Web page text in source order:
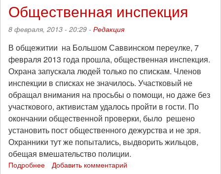
жителям
в
Большом
Саввинском
переулке
снова
не
пускают
Общественная инспекция
8 февраля, 2013 - 20:29 - Редакция
В общежитии на Большом Саввинском переулке, 7
февраля 2013 года прошла, общественная инспекция.
Охрана запускала людей только по спискам. Членов
инспекции в списках не значилось. Участковый не
обращал внимания на просьбы о помощи, но даже без
участкового, активистам удалось пройти в гости. По
окончании общественной проверки, было решено
установить пост общественного дежурства и не зря.
Охранники тут же попытались, выдворить жильцов,
обещая вмешательство полиции.
Подробнее Добавить комментарий